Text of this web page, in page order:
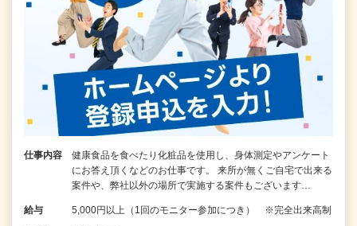
仕事内容
健康食品を食べたり化粧品を使用し、身体測定やアンケート
にお答え頂くなどのお仕事です。 来所が無くご自宅で出来る
案件や、弊社以外の場所で実施する案件もございます…
給与 5,000円以上（1回のモニター参加につき） ※完全出来高制